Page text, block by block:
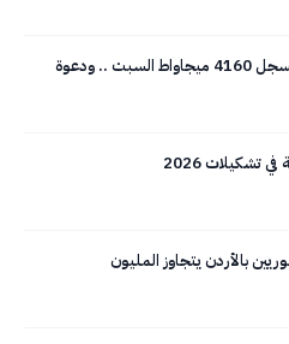
الحمل الكهربائي يسجل 4160 ميجاواط السبت .. ودعوة
بالأردن يتجاوز المليون